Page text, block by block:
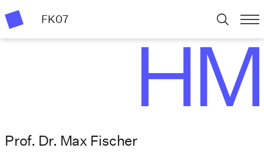
FK07
Prof. Dr. Max Fischer